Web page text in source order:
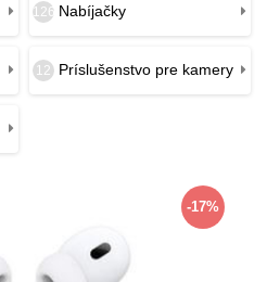
126 Nabíjačky
12 Príslušenstvo pre kamery
-17%